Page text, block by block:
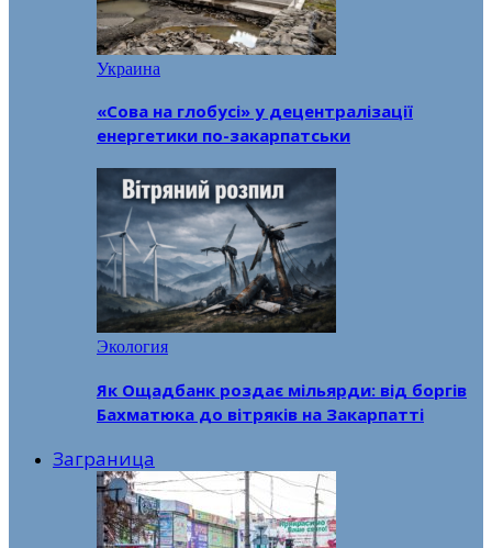
Украина
«Сова на глобусі» у децентралізації
енергетики по-закарпатськи
Экология
Як Ощадбанк роздає мільярди: від боргів
Бахматюка до вітряків на Закарпатті
Заграница